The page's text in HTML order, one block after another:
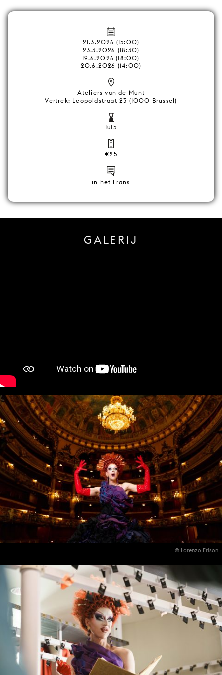
21.3.2026 (15:00)
23.3.2026 (18:30)
19.6.2026 (18:00)
20.6.2026 (14:00)
Ateliers van de Munt
Vertrek: Leopoldstraat 23 (1000 Brussel)
1u15
€25
in het Frans
GALERIJ
© Lorenzo Frison